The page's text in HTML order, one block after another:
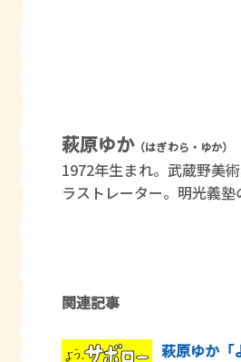
萩原ゆか（はぎわら・ゆか）
1972年生まれ。武蔵野美
ラストレーター。明光義塾
関連記事
萩原ゆか「